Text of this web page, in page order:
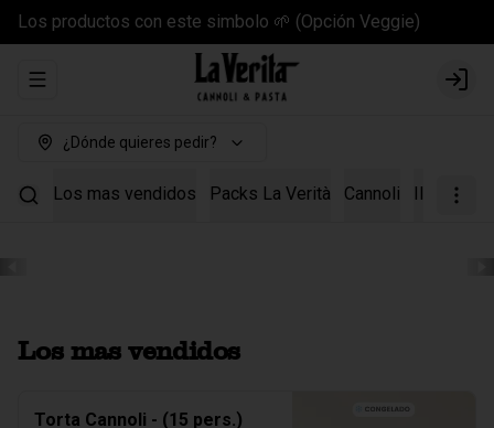
Los productos con este simbolo 🌱 (Opción Veggie)
Abrir menu de navegación Login
¿Dónde quieres pedir?
Los mas vendidos Packs La Verità Cannoli Il Kit
Los mas vendidos
Torta Cannoli - (15 pers.)